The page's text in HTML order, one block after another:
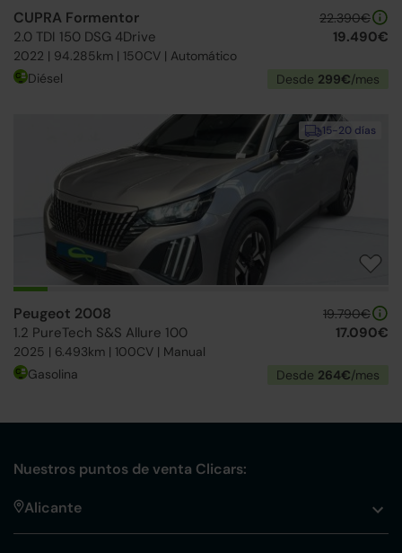
CUPRA Formentor
2.0 TDI 150 DSG 4Drive
2022 | 94.285km | 150CV | Automático
22.390€
19.490€
Diésel Desde 299€/mes
15-20 días
Peugeot 2008
1.2 PureTech S&S Allure 100
2025 | 6.493km | 100CV | Manual
19.790€
17.090€
Gasolina Desde 264€/mes
Nuestros puntos de venta Clicars:
Alicante